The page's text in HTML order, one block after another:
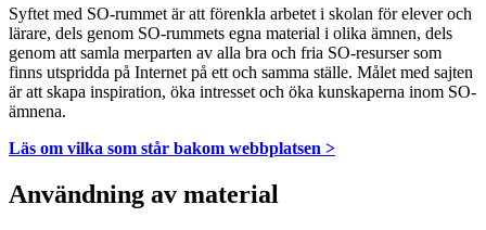
Syftet med SO-rummet är att förenkla arbetet i skolan för elever och
lärare, dels genom SO-rummets egna material i olika ämnen, dels
genom att samla merparten av alla bra och fria SO-resurser som
finns utspridda på Internet på ett och samma ställe. Målet med sajten
är att skapa inspiration, öka intresset och öka kunskaperna inom SO-
ämnena.
Läs om vilka som står bakom webbplatsen >
Användning av material